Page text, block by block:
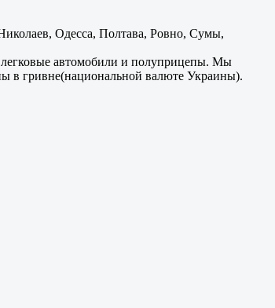
Одесса, Полтава, Ровно, Сумы,
легковые автомобили и полуприцепы. Мы
в гривне(национальной валюте Украины).